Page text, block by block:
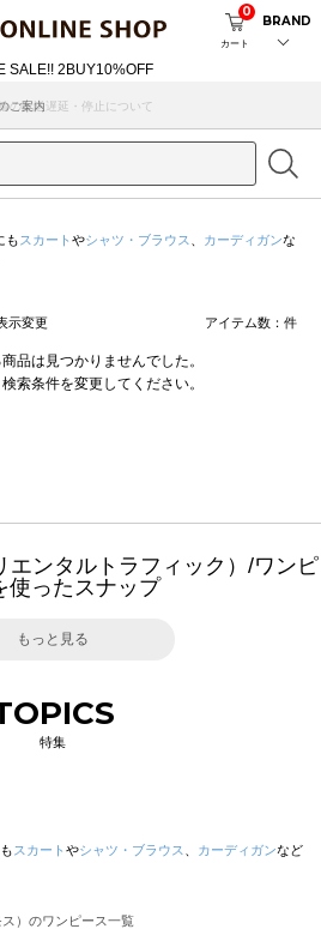
カート
0
BRAND
の配送遅延・停止について
ご案内
も スカート やシャツ・ブラウス カーディガンな
示変更 アイテム数： 件
品は見つかりませんでした。
索条件を変更してください。
エンタルトラフィック）/ワンピ
使ったスナップ
もっと見る
特集
スカート やシャツ・ブラウス カーディガンなど
）のワンピース一覧